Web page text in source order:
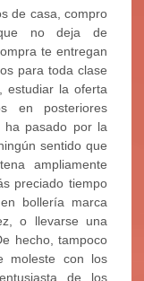
de casa, compro
no deja de
te entregan
para toda clase
estudiar la oferta
en posteriores
ha pasado por la
sentido que
ampliamente
preciado tiempo
bollería marca
o llevarse una
hecho, tampoco
moleste con los
de los